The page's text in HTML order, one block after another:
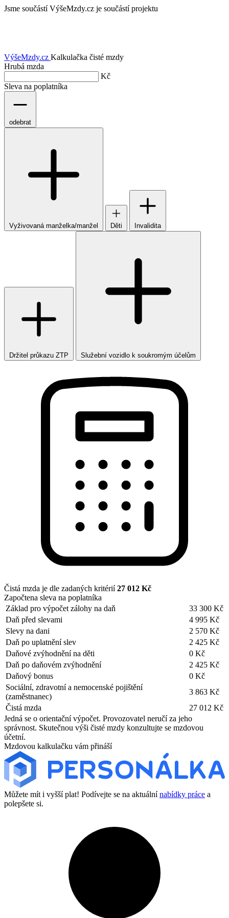
Jsme součástí VýšeMzdy.cz je součástí projektu
VýšeMzdy.cz Kalkulačka čisté mzdy
Hrubá mzda
Kč
Sleva na poplatníka
odebrat
Vyživovaná manželka/manžel Děti Invalidita
Držitel průkazu ZTP Služební vozidlo k soukromým účelům
Čistá mzda je dle zadaných kritérií27 012 Kč
Započtena sleva na poplatníka
Základ pro výpočet zálohy na daň
33 300 Kč
Daň před slevami
4 995 Kč
Slevy na dani
2 570 Kč
Daň po uplatnění slev
2 425 Kč
Daňové zvýhodnění na děti
0 Kč
Daň po daňovém zvýhodnění
2 425 Kč
Daňový bonus
0 Kč
Sociální, zdravotní a nemocenské pojištění
(zaměstnanec)
3 863 Kč
Čistá mzda
27 012 Kč
Jedná se o orientační výpočet. Provozovatel neručí za jeho
správnost. Skutečnou výši čisté mzdy konzultujte se mzdovou
účetní.
Mzdovou kalkulačku vám přináší
Můžete mít i vyšší plat! Podívejte se na aktuálnínabídky práce a
polepšete si.